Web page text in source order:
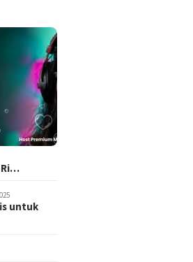
Ri…
untuk